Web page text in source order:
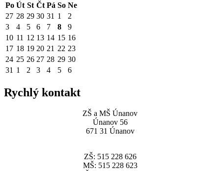
Po Út St Čt Pá So Ne
27 28 29 30 31 1
2
3
4 5 6 7 8
9
10 11 12 13 14 15 16
17 18 19 20 21 22 23
24 25 26 27 28 29 30
31 1 2 3 4 5 6
Rychlý kontakt
ZŠ a MŠ Únanov
Únanov 56
671 31 Únanov
ZŠ: 515 228 626
MŠ: 515 228 623